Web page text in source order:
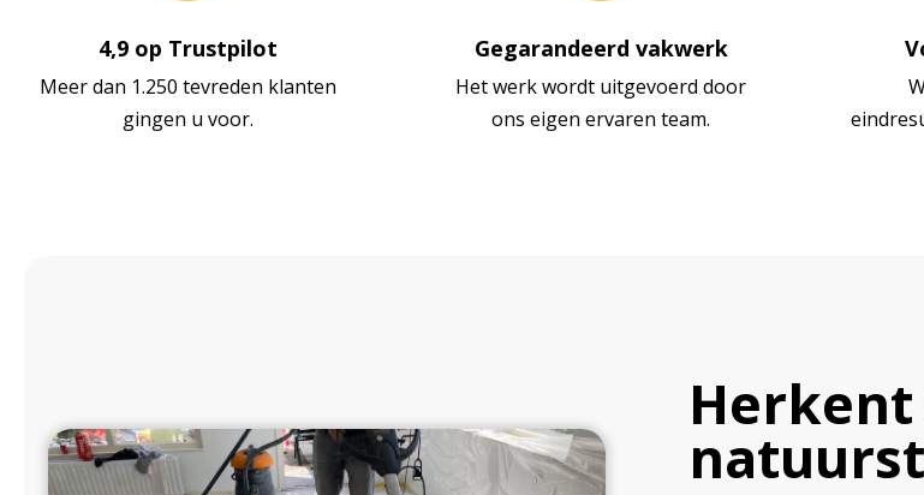
4,9 op Trustpilot
Meer dan 1.250 tevreden klanten
gingen u voor.
Gegarandeerd vakwerk
Het werk wordt uitgevoerd door
ons eigen ervaren team.